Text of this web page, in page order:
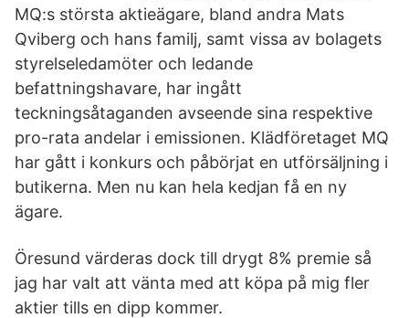
MQ:s största aktieägare, bland andra Mats
Qviberg och hans familj, samt vissa av bolagets
styrelseledamöter och ledande
befattningshavare, har ingått
teckningsåtaganden avseende sina respektive
pro-rata andelar i emissionen. Klädföretaget MQ
har gått i konkurs och påbörjat en utförsäljning i
butikerna. Men nu kan hela kedjan få en ny
ägare.
Öresund värderas dock till drygt 8% premie så
jag har valt att vänta med att köpa på mig fler
aktier tills en dipp kommer.